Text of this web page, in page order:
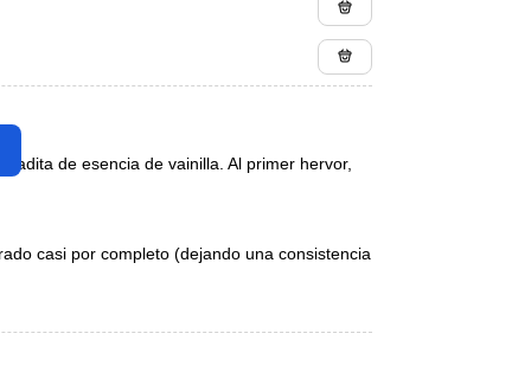
de esencia de vainilla. Al primer hervor,
casi por completo (dejando una consistencia